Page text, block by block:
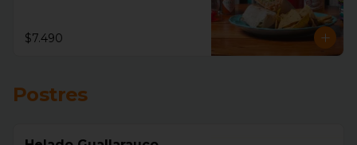
$7.490
Postres